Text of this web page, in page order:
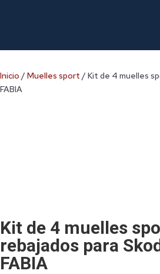
Inicio / Muelles sport / Kit de 4 muelles
FABIA
Kit de 4 muelles
rebajados para
FABIA